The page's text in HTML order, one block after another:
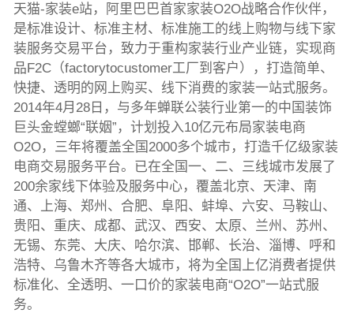
天猫-家装e站，阿里巴巴首家家装O2O战略合作伙伴，
是标准设计、标准主材、标准施工的线上购物与线下家
装服务交易平台，致力于重构家装行业产业链，实现商
品F2C（factorytocustomer工厂到客户），打造简单、
快捷、透明的网上购买、线下消费的家装一站式服务。
2014年4月28日，与多年蝉联公装行业第一的中国装饰
巨头金螳螂“联姻”，计划投入10亿元布局家装电商
O2O，三年将覆盖全国2000多个城市，打造千亿级家装
电商交易服务平台。已在全国一、二、三线城市发展了
200余家线下体验及服务中心，覆盖北京、天津、南
通、上海、郑州、合肥、阜阳、蚌埠、六安、马鞍山、
贵阳、重庆、成都、武汉、西安、太原、兰州、苏州、
无锡、东莞、大庆、哈尔滨、邯郸、长治、淄博、呼和
浩特、乌鲁木齐等各大城市，将为全国上亿消费者提供
标准化、全透明、一口价的家装电商“O2O”一站式服
务。